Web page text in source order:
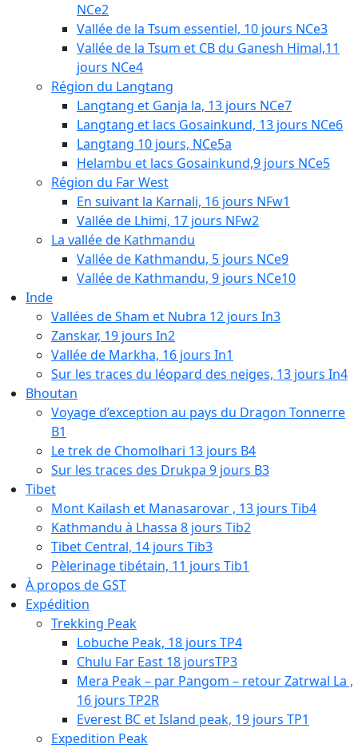
NCe2
Vallée de la Tsum essentiel, 10 jours NCe3
Vallée de la Tsum et CB du Ganesh Himal,11
jours NCe4
Région du Langtang
Langtang et Ganja la, 13 jours NCe7
Langtang et lacs Gosainkund, 13 jours NCe6
Langtang 10 jours, NCe5a
Helambu et lacs Gosainkund,9 jours NCe5
Région du Far West
En suivant la Karnali, 16 jours NFw1
Vallée de Lhimi, 17 jours NFw2
La vallée de Kathmandu
Vallée de Kathmandu, 5 jours NCe9
Vallée de Kathmandu, 9 jours NCe10
Inde
Vallées de Sham et Nubra 12 jours In3
Zanskar, 19 jours In2
Vallée de Markha, 16 jours In1
Sur les traces du léopard des neiges, 13 jours In4
Bhoutan
Voyage d’exception au pays du Dragon Tonnerre
B1
Le trek de Chomolhari 13 jours B4
Sur les traces des Drukpa 9 jours B3
Tibet
Mont Kailash et Manasarovar , 13 jours Tib4
Kathmandu à Lhassa 8 jours Tib2
Tibet Central, 14 jours Tib3
Pèlerinage tibétain, 11 jours Tib1
À propos de GST
Expédition
Trekking Peak
Lobuche Peak, 18 jours TP4
Chulu Far East 18 joursTP3
Mera Peak – par Pangom – retour Zatrwal La ,
16 jours TP2R
Everest BC et Island peak, 19 jours TP1
Expedition Peak